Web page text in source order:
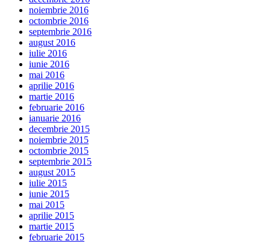
noiembrie 2016
octombrie 2016
septembrie 2016
august 2016
iulie 2016
iunie 2016
mai 2016
aprilie 2016
martie 2016
februarie 2016
ianuarie 2016
decembrie 2015
noiembrie 2015
octombrie 2015
septembrie 2015
august 2015
iulie 2015
iunie 2015
mai 2015
aprilie 2015
martie 2015
februarie 2015